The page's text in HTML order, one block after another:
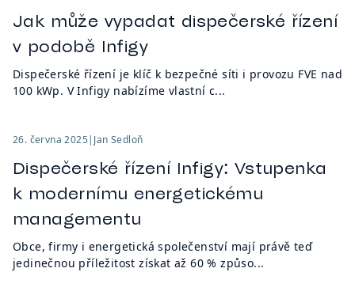
Jak může vypadat dispečerské řízení
v podobě Infigy
Dispečerské řízení je klíč k bezpečné síti i provozu FVE nad
100 kWp. V Infigy nabízíme vlastní c...
26. června 2025| Jan Sedloň
Dispečerské řízení Infigy: Vstupenka
k modernímu energetickému
managementu
Obce, firmy i energetická společenství mají právě teď
jedinečnou příležitost získat až 60 % způso...